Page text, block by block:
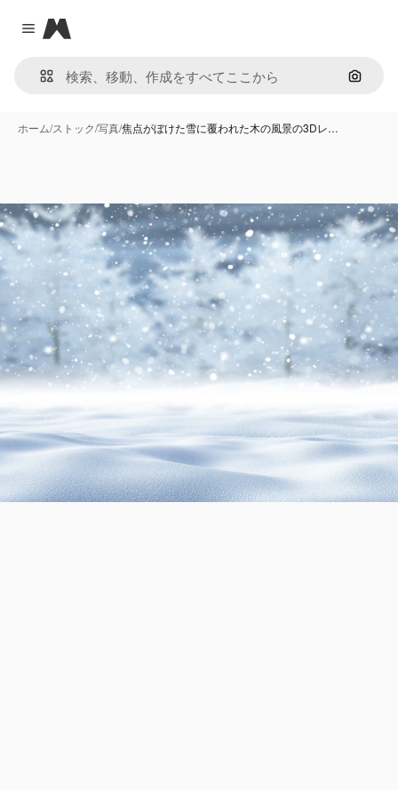
Close menu
Magnific
画像で
ホーム/ストック/写真/焦点がぼけた雪に覆われた木の風景の3Dレ…